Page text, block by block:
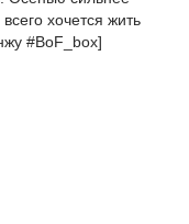
хочется жить
#BoF_box]